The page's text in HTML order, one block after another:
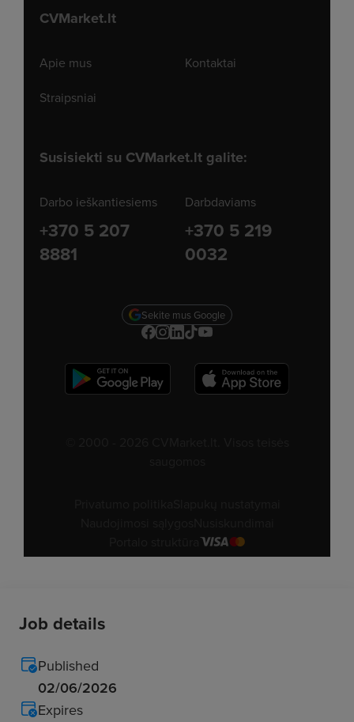
Job details
Published
02/06/2026
Expires